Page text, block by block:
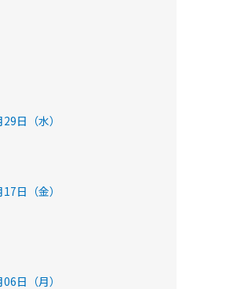
日（水）
日（金）
日（月）